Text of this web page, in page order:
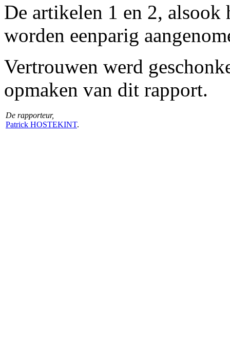
De artikelen 1 en 2,
worden eenparig
Vertrouwen werd
opmaken van dit rapport.
De rapporteur,
Patrick HOSTEKINT.